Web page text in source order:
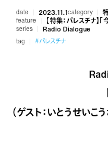
date 2023.11.1category
feature 【特集：パレスチナ】
series Radio Dialogue
tag #パレスチナ
（ゲスト：いとうせい